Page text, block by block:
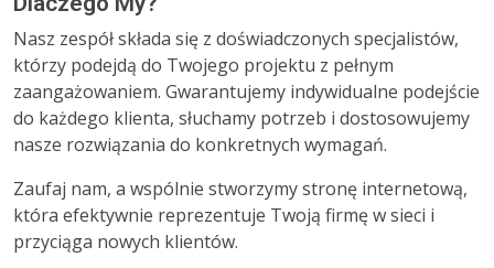
Nasz zespół składa się z doświadczonych specjalistów,
którzy podejdą do Twojego projektu z pełnym
zaangażowaniem. Gwarantujemy indywidualne podejście
do każdego klienta, słuchamy potrzeb i dostosowujemy
nasze rozwiązania do konkretnych wymagań.
Zaufaj nam, a wspólnie stworzymy stronę internetową,
która efektywnie reprezentuje Twoją firmę w sieci i
przyciąga nowych klientów.